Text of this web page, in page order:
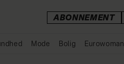
ABONNEMENT
Mode Bolig Eurowoman